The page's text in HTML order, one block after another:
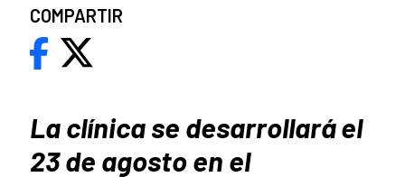
La clínica se desarrollará el
23 de agosto en el
COMPARTIR